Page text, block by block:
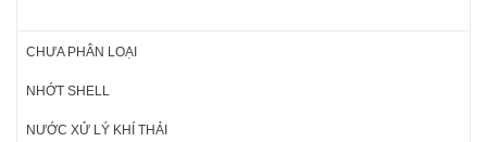
CHƯA PHÂN LOẠI
NHỚT SHELL
NƯỚC XỬ LÝ KHÍ THẢI